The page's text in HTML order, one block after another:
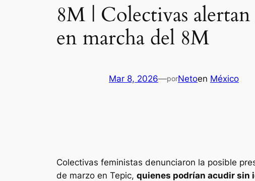
8M | Colectivas
en marcha del 8M
Mar 8, 2026—porNetoen México
Colectivas feministas denunciaron la posible
de marzo en Tepic, quienes podrían acudir